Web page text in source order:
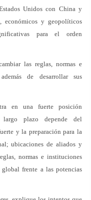
Unidos con China y
económicos y geopolíticos
para el orden
las reglas, normas e
de desarrollar sus
en una fuerte posición
plazo depende del
y la preparación para la
ubicaciones de aliados y
normas e instituciones
frente a las potencias